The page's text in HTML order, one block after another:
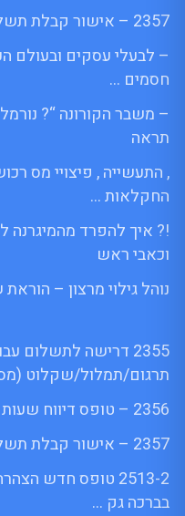
2357 – אישור קבלת תשלום בגין תרגום/תמלול
חסמים …
תראה
, התעשייה , פיצויי מס
החקלאות …
!? איך להפרד מהמיגרנה
וכאבי ראש
נוהל גילוי מרצון –
2355 דרישה לתשלום
תרגום/תמלול/שקלוט
2356 – טופס דיווח שעות מתן שירותי תרגום/תמלול
2357 – אישור קבלת תשלום בגין תרגום/תמלול
2513-2 טופס חדש
בברכה גק …